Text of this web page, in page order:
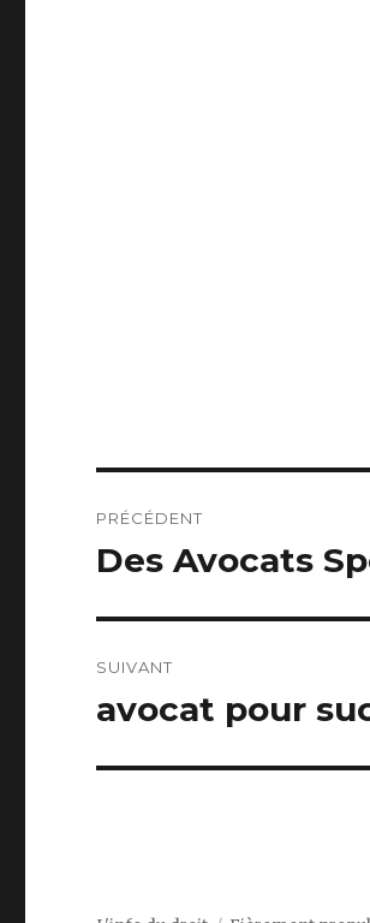
de
PRÉCÉDENT
Article
Des Avocats
SUIVANT
Article
avocat pour